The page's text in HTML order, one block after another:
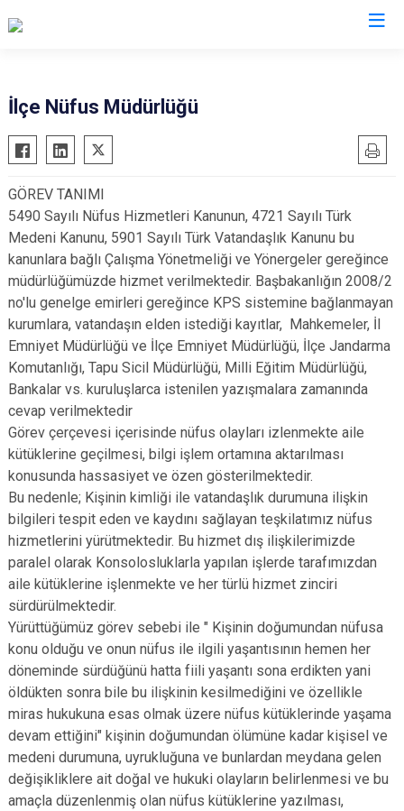
Büyükorhan
Gemlik
Gürsu
Harmancık
İnegöl
İznik
Karacabey
Keles
Kestel
Orhaneli
Orhangazi
Osmangazi
Yenişehir
Yıldırım
İlçe Nüfus Müdürlüğü
GÖREV TANIMI
5490 Sayılı Nüfus Hizmetleri Kanunun, 4721 Sayılı Türk
Medeni Kanunu, 5901 Sayılı Türk Vatandaşlık Kanunu bu
kanunlara bağlı Çalışma Yönetmeliği ve Yönergeler gereğince
müdürlüğümüzde hizmet verilmektedir. Başbakanlığın 2008/2
no'lu genelge emirleri gereğince KPS sistemine bağlanmayan
kurumlara, vatandaşın elden istediği kayıtlar, Mahkemeler, İl
Emniyet Müdürlüğü ve İlçe Emniyet Müdürlüğü, İlçe Jandarma
Komutanlığı, Tapu Sicil Müdürlüğü, Milli Eğitim Müdürlüğü,
Bankalar vs. kuruluşlarca istenilen yazışmalara zamanında
cevap verilmektedir
Görev çerçevesi içerisinde nüfus olayları izlenmekte aile
kütüklerine geçilmesi, bilgi işlem ortamına aktarılması
konusunda hassasiyet ve özen gösterilmektedir.
Bu nedenle; Kişinin kimliği ile vatandaşlık durumuna ilişkin
bilgileri tespit eden ve kaydını sağlayan teşkilatımız nüfus
hizmetlerini yürütmektedir. Bu hizmet dış ilişkilerimizde
paralel olarak Konsolosluklarla yapılan işlerde tarafımızdan
aile kütüklerine işlenmekte ve her türlü hizmet zinciri
sürdürülmektedir.
Yürüttüğümüz görev sebebi ile " Kişinin doğumundan nüfusa
konu olduğu ve onun nüfus ile ilgili yaşantısının hemen her
döneminde sürdüğünü hatta fiili yaşantı sona erdikten yani
öldükten sonra bile bu ilişkinin kesilmediğini ve özellikle
miras hukukuna esas olmak üzere nüfus kütüklerinde yaşama
devam ettiğini" kişinin doğumundan ölümüne kadar kişisel ve
medeni durumuna, uyrukluğuna ve bunlardan meydana gelen
değişikliklere ait doğal ve hukuki olayların belirlenmesi ve bu
amaçla düzenlenmiş olan nüfus kütüklerine yazılması,